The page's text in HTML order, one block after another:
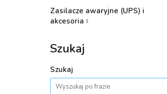
Zasilacze awaryjne (UPS) i
akcesoria
Szukaj
Szukaj